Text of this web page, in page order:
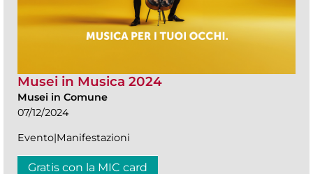
Musei in Musica 2024
Musei in Comune
07/12/2024
Evento|Manifestazioni
Gratis con la MIC card